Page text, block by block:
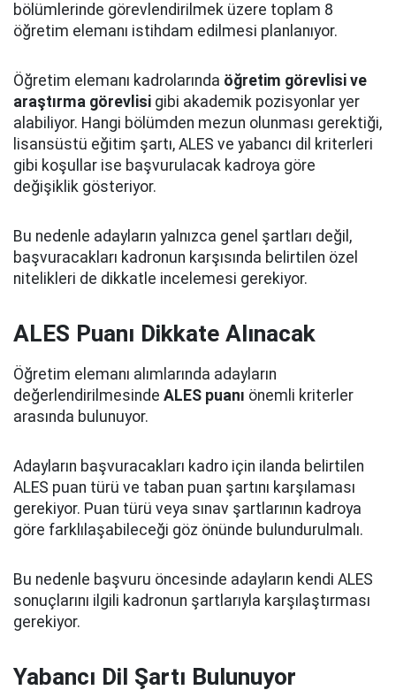
bölümlerinde görevlendirilmek üzere toplam 8
öğretim elemanı istihdam edilmesi planlanıyor.
Öğretim elemanı kadrolarında öğretim görevlisi ve
araştırma görevlisi gibi akademik pozisyonlar yer
alabiliyor. Hangi bölümden mezun olunması gerektiği,
lisansüstü eğitim şartı, ALES ve yabancı dil kriterleri
gibi koşullar ise başvurulacak kadroya göre
değişiklik gösteriyor.
Bu nedenle adayların yalnızca genel şartları değil,
başvuracakları kadronun karşısında belirtilen özel
nitelikleri de dikkatle incelemesi gerekiyor.
ALES Puanı Dikkate Alınacak
Öğretim elemanı alımlarında adayların
değerlendirilmesinde ALES puanı önemli kriterler
arasında bulunuyor.
Adayların başvuracakları kadro için ilanda belirtilen
ALES puan türü ve taban puan şartını karşılaması
gerekiyor. Puan türü veya sınav şartlarının kadroya
göre farklılaşabileceği göz önünde bulundurulmalı.
Bu nedenle başvuru öncesinde adayların kendi ALES
sonuçlarını ilgili kadronun şartlarıyla karşılaştırması
gerekiyor.
Yabancı Dil Şartı Bulunuyor